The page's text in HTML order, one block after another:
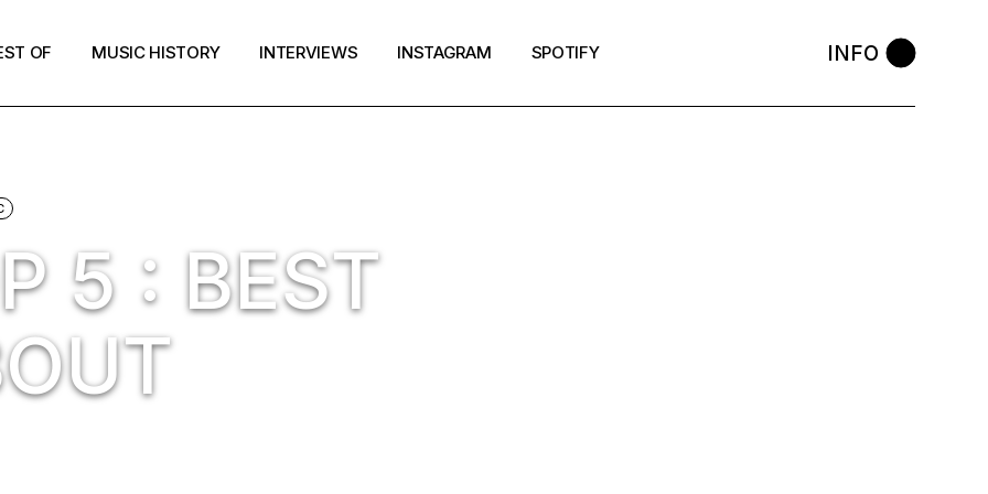
OF MUSIC HISTORY INTERVIEWS INSTAGRAM SPOTIFY INFO
5 : BEST